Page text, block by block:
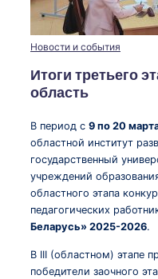
Опубликовано
Новости и события
Итоги третьего
область
В период с 9 по 20
областной институт
государственный
учреждений
областного этапа
педагогических
Беларусь» 2025-2026.
В III (областном) этапе
победители заочного